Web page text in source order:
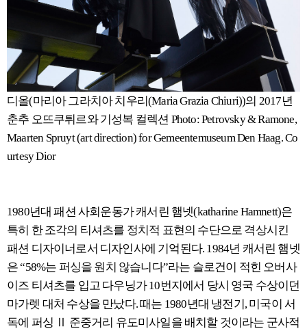
디올(마리아 그라치아 치우리(Maria Grazia Chiuri))의 2017년
춘추 오뜨쿠튀르와 기성복 컬렉션 Photo: Petrovsky & Ramone,
Maarten Spruyt (art direction) for Gemeentemuseum Den Haag. Co
urtesy Dior
1980년대 패션 사회운동가 캐서린 햄넷(katharine Hamnett)은
특히 한 조각의 티셔츠를 정치적 표현의 수단으로 격상시킨
패션 디자이너로서 디자인사에 기억된다. 1984년 캐서린 햄넷
은 “58%는 퍼싱을 원치 않습니다”라는 슬로건이 적힌 오버사
이즈 티셔츠를 입고 다우닝가 10번지에서 당시 영국 수상이던
마가렛 대처 수상을 만났다. 때는 1980년대 냉전기, 미국이 서
독에 퍼싱 Ⅱ 준중거리 유도미사일을 배치할 것이라는 군사적